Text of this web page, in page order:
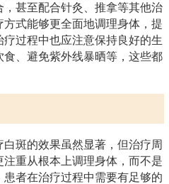
甚至配合针灸、推拿等其他治
式能够更全面地调理身体，提
过程中也应注意保持良好的生
、避免紫外线暴晒等，这些都
斑的效果虽然显著，但治疗周
重从根本上调理身体，而不是
者在治疗过程中需要有足够的